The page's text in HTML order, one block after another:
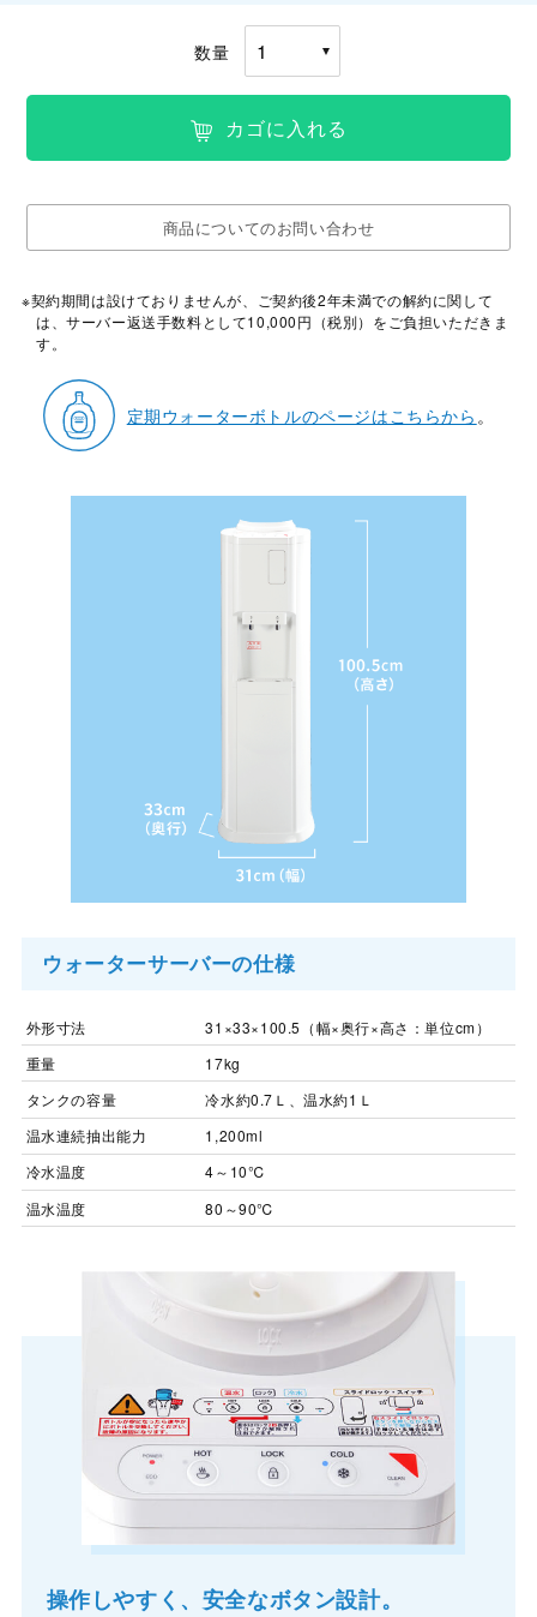
数量
カゴに入れる
商品についてのお問い合わせ
※契約期間は設けておりませんが、ご契約後2年未満での解約に関して
は、サーバー返送手数料として10,000円（税別）をご負担いただきま
す。
定期ウォーターボトルのページはこちらから 。
ウォーターサーバーの仕様
外形寸法
31×33×100.5（幅×奥行×高さ：単位cm）
重量
17kg
タンクの容量
冷水約0.7Ｌ、温水約1Ｌ
温水連続抽出能力
1,200ml
冷水温度
4～10℃
温水温度
80～90℃
操作しやすく、安全なボタン設計。